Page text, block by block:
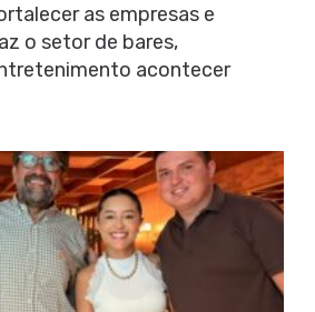
as empresas e
o setor de bares,
acontecer